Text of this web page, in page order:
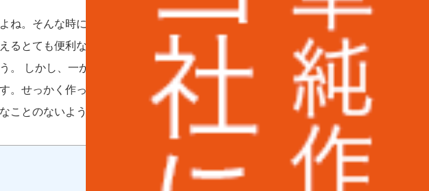
ね。そんな時に最初に思いつ
るとても便利なソフトです。
。 しかし、一から名簿管理を
。せっかく作った表でも、い
ことのないように、今回は使
トランスコスモス株式会社様
Appier Japan株式会社様
株式会社ラクーンホールディングス様